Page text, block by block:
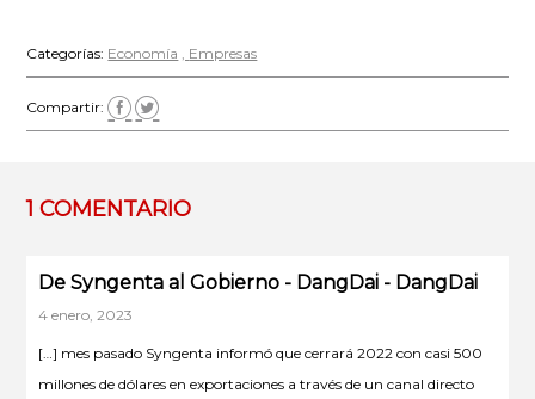
Categorías: Economía Empresas
Compartir:
1 COMENTARIO
De Syngenta al Gobierno - DangDai - DangDai
4 enero, 2023
[…] mes pasado Syngenta informó que cerrará 2022 con casi 500
millones de dólares en exportaciones a través de un canal directo